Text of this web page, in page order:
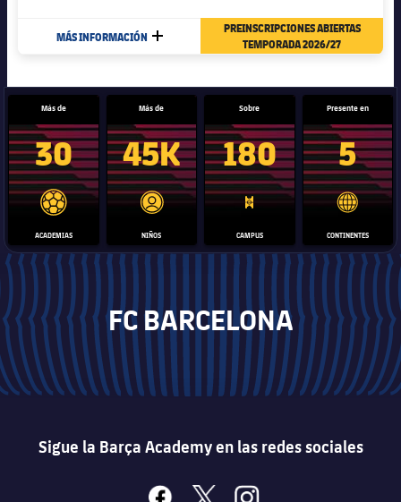
MÁS INFORMACIÓN MÁS
PREINSCRIPCIONES ABIERTAS
TEMPORADA 2026/27
Más de
30
label.aria.football
ACADEMIAS
Más de
45K
label.aria.player
NIÑOS
Sobre
180
label.aria.pitch
CAMPUS
Presente en
5
CONTINENTES
FC BARCELONA
Sigue la Barça Academy en las redes sociales
facebook
x instagram